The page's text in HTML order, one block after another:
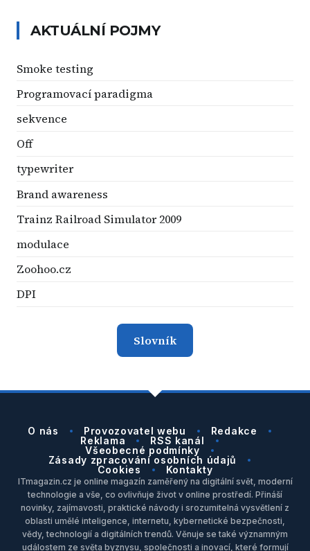
AKTUÁLNÍ POJMY
Smoke testing
Programovací paradigma
sekvence
Off
typewriter
Brand awareness
Trainz Railroad Simulator 2009
modulace
Zoohoo.cz
DPI
Slovník
O nás Provozovatel webu
Redakce
Reklama
RSS kanál
Všeobecné podmínky
Zásady zpracování osobních údajů
Cookies
Kontakty
ITmagazin.cz je online magazín zaměřený na digitální svět, moderní
technologie a vše, co ovlivňuje život v online prostředí. Přináší
novinky, zajímavosti, praktické návody i srozumitelná vysvětlení z
oblasti umělé inteligence, internetu, kybernetické bezpečnosti,
vědy, technologií a digitálních trendů. Věnuje se také významným
událostem ze světa byznysu, společnosti a inovací, které formují